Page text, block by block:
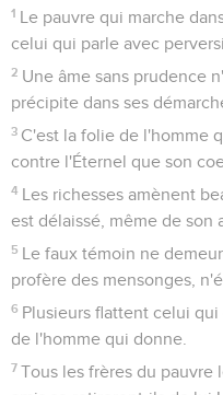
1 Le pauvre qui marche
celui qui parle avec
2 Une âme sans prudence
précipite dans ses
3 C'est la folie de l'homme
contre l'Éternel que son
4 Les richesses amènent
est délaissé, même de son
5 Le faux témoin ne
profère des mensonges,
6 Plusieurs flattent celui
de l'homme qui donne.
7 Tous les frères du pauvre